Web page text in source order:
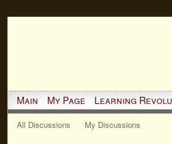
Main My Page Learning
All Discussions My Discussions